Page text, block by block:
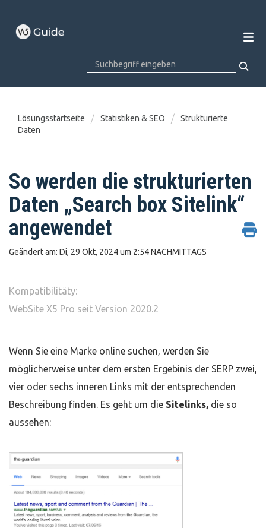
Lösungsstartseite Statistiken & SEO
Strukturierte
Daten
So werden die strukturierten
Daten „Search box Sitelink“
angewendet
Geändert am: Di, 29 Okt, 2024 um 2:54 NACHMITTAGS
Kompatibilitäty:
WebSite X5 Pro seit Version 2020.2
Wenn Sie eine Marke online suchen, werden Sie
möglicherweise unter dem ersten Ergebinis der SERP zwei,
vier oder sechs inneren Links mit der entsprechenden
Beschreibung finden. Es geht um die Sitelinks, die so
aussehen: